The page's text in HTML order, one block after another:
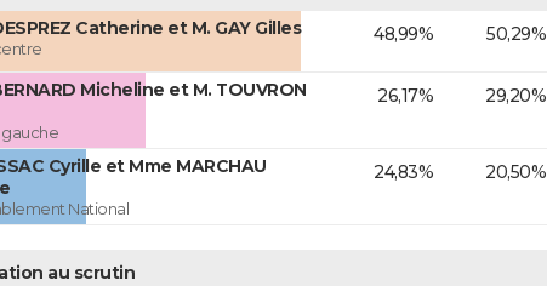
Catherine et M. GAY Gilles 48,99% 50,29%
Micheline et M. TOUVRON
gauche
26,17% 29,20%
Cyrille et Mme MARCHAU
National
24,83% 20,50%
au scrutin